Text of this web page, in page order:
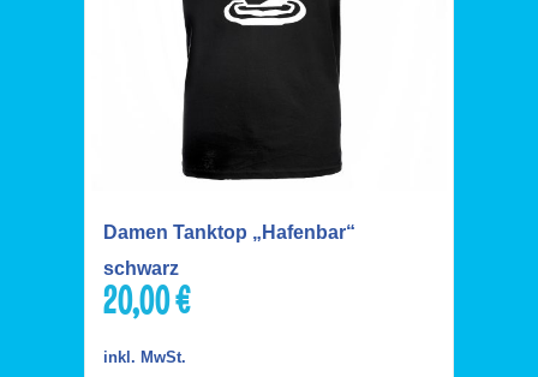
Damen Tanktop „Hafenbar“
schwarz
20,00€
inkl. MwSt.